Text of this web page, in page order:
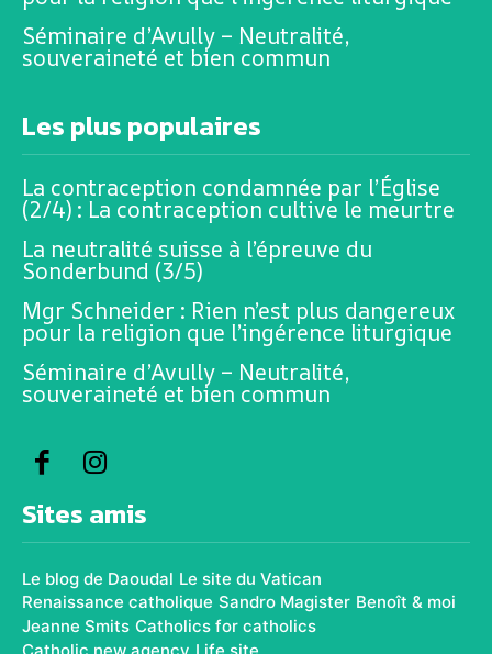
Séminaire d’Avully – Neutralité,
souveraineté et bien commun
Les plus populaires
La contraception condamnée par l’Église
(2/4) : La contraception cultive le meurtre
La neutralité suisse à l’épreuve du
Sonderbund (3/5)
Mgr Schneider : Rien n’est plus dangereux
pour la religion que l’ingérence liturgique
Séminaire d’Avully – Neutralité,
souveraineté et bien commun
Sites amis
Le blog de Daoudal Le site du Vatican
Renaissance catholique Sandro Magister Benoît & moi
Jeanne Smits Catholics for catholics